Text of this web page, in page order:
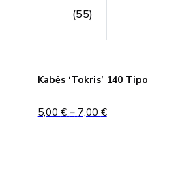
(55)
Kabės ‘Tokris’ 140 Tipo
5,00 € – 7,00 €Price